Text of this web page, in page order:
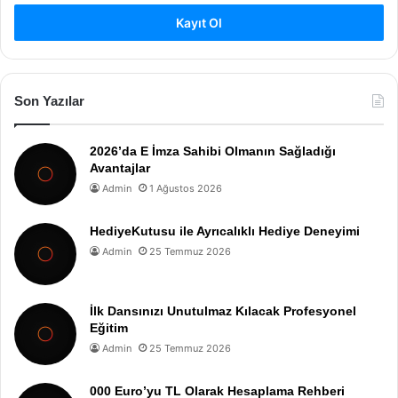
Kayıt Ol
Son Yazılar
2026’da E İmza Sahibi Olmanın Sağladığı
Avantajlar
Admin 1 Ağustos 2026
HediyeKutusu ile Ayrıcalıklı Hediye Deneyimi
Admin 25 Temmuz 2026
İlk Dansınızı Unutulmaz Kılacak Profesyonel
Eğitim
Admin 25 Temmuz 2026
000 Euro’yu TL Olarak Hesaplama Rehberi